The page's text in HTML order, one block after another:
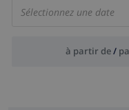
Sélectionnez une date
à partir de/